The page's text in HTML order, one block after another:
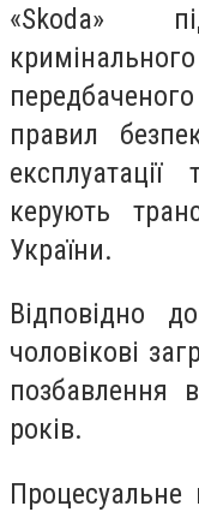
«Skoda»
правил
керують
України.
Відповідно
чоловікові
позбавлення
років.
Процесуальне